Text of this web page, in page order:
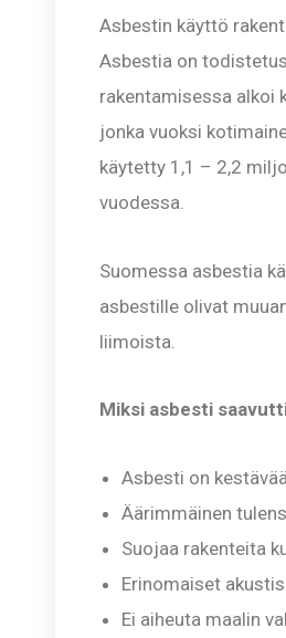
Asbestin käyttö
Asbestia on
rakentamisessa alkoi
jonka vuoksi
käytetty 1,1 – 2,2
vuodessa.
Suomessa asbestia
asbestille olivat
liimoista.
Miksi asbesti
Asbesti on
Äärimmäinen
Suojaa rakenteita
Erinomaiset
Ei aiheuta maalin